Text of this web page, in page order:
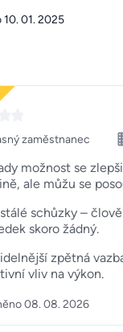
01. 2025
zaměstnanec
možnost se
ale můžu se
schůzky –
skoro žádný.
zpětná
vliv na výkon.
08. 08. 2026